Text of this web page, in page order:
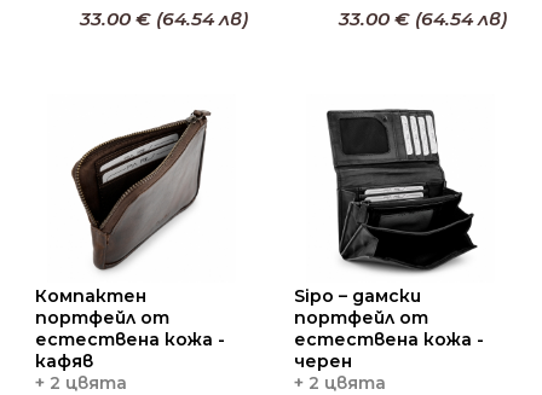
33.00 € (64.54 лв) 33.00 € (64.54 лв)
Компактен
портфейл от
естествена кожа -
кафяв
+ 2 цвята
Sipo – дамски
портфейл от
естествена кожа -
черен
+ 2 цвята